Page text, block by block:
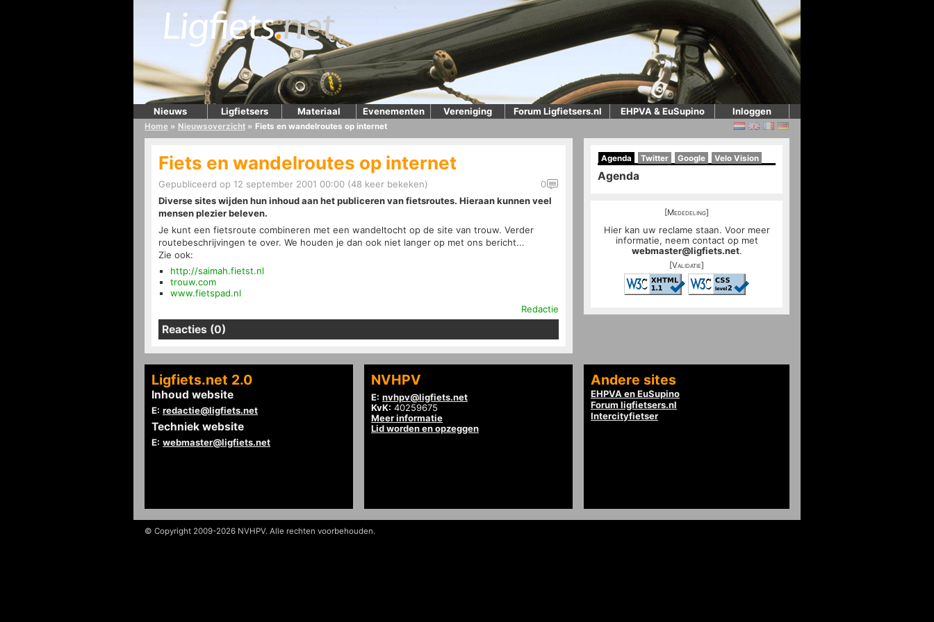
Nieuws Ligfietsers Materiaal Evenementen Vereniging Forum Ligfietsers.nl EHPVA & EuSupino Inloggen
Home » Nieuwsoverzicht » Fiets en wandelroutes op internet
Fiets en wandelroutes op internet
Gepubliceerd op 12 september 2001 00:00 (48 keer bekeken)
0
Diverse sites wijden hun inhoud aan het publiceren van fietsroutes. Hieraan kunnen veel
mensen plezier beleven.
Je kunt een fietsroute combineren met een wandeltocht op de site van trouw. Verder
routebeschrijvingen te over. We houden je dan ook niet langer op met ons bericht...
Zie ook:
http://saimah.fietst.nl
trouw.com
www.fietspad.nl
Redactie
Reacties (0)
Agenda Twitter Google Velo Vision
Agenda
[Mededeling]
Hier kan uw reclame staan. Voor meer
informatie, neem contact op met
webmaster@ligfiets.net.
[Validatie]
Ligfiets.net 2.0
Inhoud website
E: redactie@ligfiets.net
Techniek website
E: webmaster@ligfiets.net
NVHPV
E: nvhpv@ligfiets.net
KvK: 40259675
Meer informatie
Lid worden en opzeggen
Andere sites
EHPVA en EuSupino
Forum ligfietsers.nl
Intercityfietser
© Copyright 2009-2026 NVHPV. Alle rechten voorbehouden.